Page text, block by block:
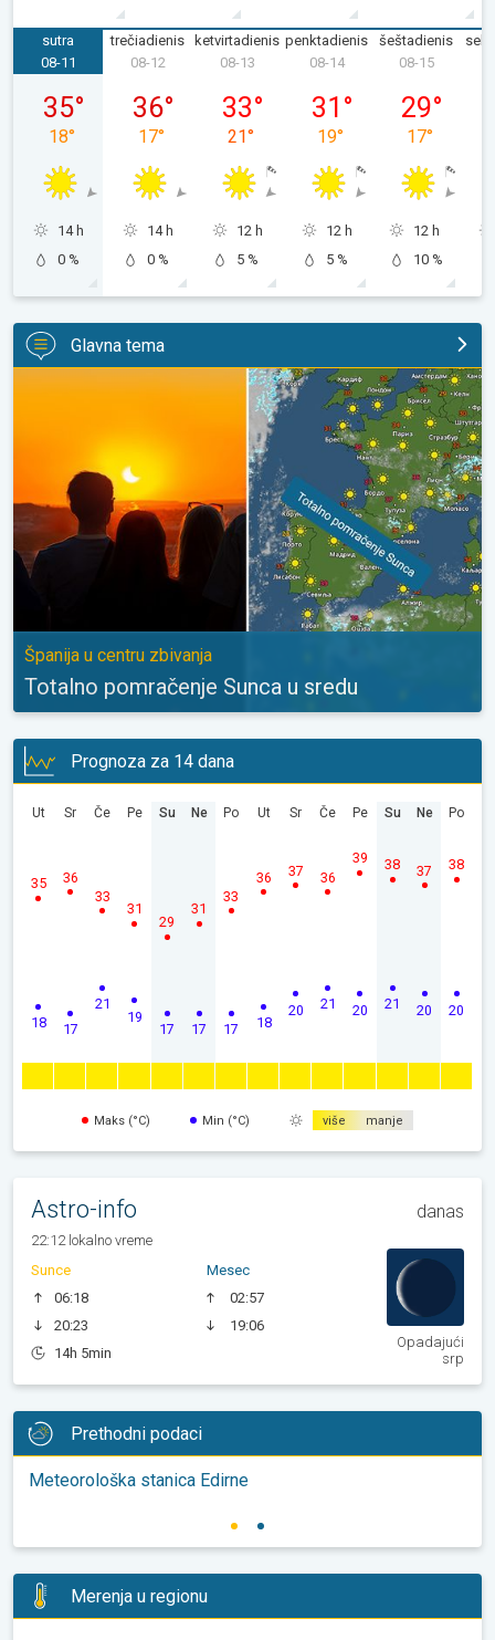
sutra
08-11, antradienis
08-11
35°
18°
14 h
0 %
trečiadienis
08-12
36°
17°
14 h
0 %
ketvirtadienis
08-13
33°
21°
12 h
5 %
penktadienis
08-14
31 °
19°
12 h
5 %
šeštadienis
08-15
29°
17°
12 h
10 %
Glavna tema
Totalno pomračenje Sunca u sredu. Španija u centru zbivanja. . .
Španija u centru zbivanja
Totalno pomračenje Sunca u sredu
Prognoza za 14 dana
Ut
18
35
Sr
17
36
Če
21
33
Pe
19
31
Su
17
29
Ne
17
31
Po
17
33
Ut
18
36
Sr
20
37
Če
21
36
Pe
20
39
Su
21
38
Ne
20
37
Po
20
38
Maks (°C) Min (°C) više manje
Astro-info danas
22:12 lokalno vreme
Sunce
06:18
20:23
14h 5min
Mesec
02:57
19:06
Opadajući
srp
Prethodni podaci
Meteorološka stanica Edirne
Merenja u regionu